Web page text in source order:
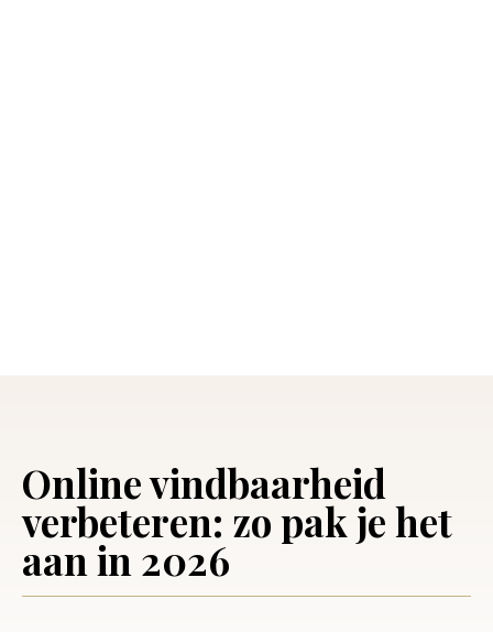
Online vindbaarheid
verbeteren: zo pak je het
aan in 2026